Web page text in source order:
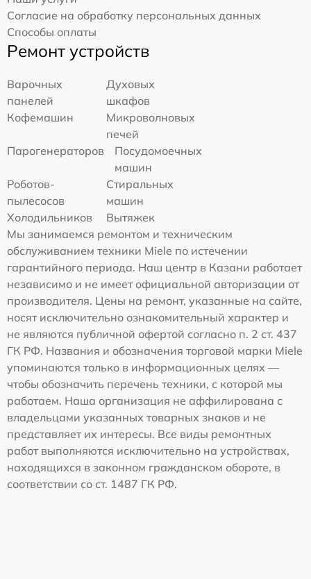
Согласие на обработку персональных данных
Способы оплаты
Ремонт устройств
Варочных
панелей
Духовых
шкафов
Кофемашин
Микроволновых
печей
Парогенераторов
Посудомоечных
машин
Роботов-
пылесосов
Стиральных
машин
Холодильников
Вытяжек
Мы занимаемся ремонтом и техническим
обслуживанием техники Miele по истечении
гарантийного периода. Наш центр в Казани работает
независимо и не имеет официальной авторизации от
производителя. Цены на ремонт, указанные на сайте,
носят исключительно ознакомительный характер и
не являются публичной офертой согласно п. 2 ст. 437
ГК РФ. Названия и обозначения торговой марки Miele
упоминаются только в информационных целях —
чтобы обозначить перечень техники, с которой мы
работаем. Наша организация не аффилирована с
владельцами указанных товарных знаков и не
представляет их интересы. Все виды ремонтных
работ выполняются исключительно на устройствах,
находящихся в законном гражданском обороте, в
соответствии со ст. 1487 ГК РФ.